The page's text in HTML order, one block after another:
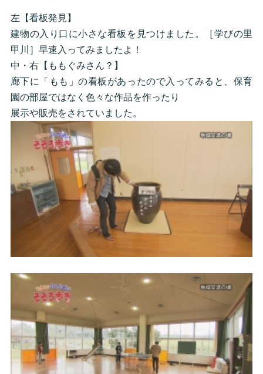
左【看板発見】
建物の入り口に小さな看板を見つけました。［学びの里
甲川］早速入ってみましたよ！
中・右【ももぐみさん？】
廊下に「もも」の看板があったので入ってみると、保育
園の部屋ではなく色々な作品を作ったり
展示や販売をされていました。